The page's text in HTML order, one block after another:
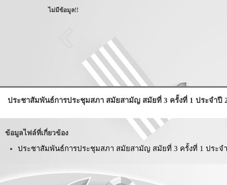
ไม่มีข้อมูล!!
ประชาสัมพันธ์การประชุมสภา สมัยสามัญ สมัยที่ 3 ครั้งที่ 1 ประจำปี
ข้อมูลไฟล์ที่เกี่ยวข้อง
ประชาสัมพันธ์การประชุมสภา สมัยสามัญ สมัยที่ 3 ครั้งที่ 1 ประจ